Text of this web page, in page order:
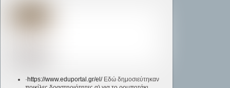
·https://www.eduportal.gr/el/Εδώ δημοσιεύτηκαν